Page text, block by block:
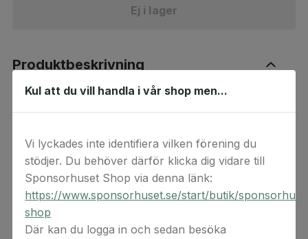
Ej i lager
Produktbeskrivning
Att handla konst på Artworks är enkelt och roligt.
Vare sig man är sugen på en läcker staty, ett
spännande textilt konstverk eller en hederlig
oljemålning så hittar man det hos Artworks. Med
Sveriges främsta katalog av samtida konst har
Artworks den bästa konsten från landets lovande och
etablerade konstnärer.
Kul att du vill handla i vår shop men...
Vi lyckades inte identifiera vilken förening du
stödjer. Du behöver därför klicka dig vidare till
Sponsorhuset Shop via denna länk:
https://www.sponsorhuset.se/start/butik/
shop
Där kan du logga in och sedan besöka